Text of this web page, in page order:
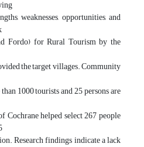
weaknesses, opportunities, and
Fordo) for Rural Tourism by the
the target villages. Community
1000 tourists and 25 persons are
Cochrane helped select 267 people
Research findings indicate a lack